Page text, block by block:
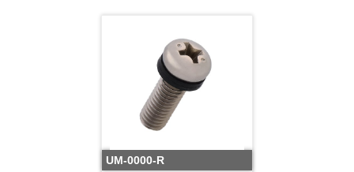
UM-0000-R